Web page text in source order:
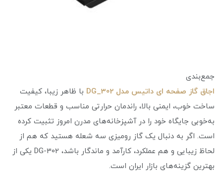
جمع‌بندی
اجاق گاز صفحه ای داتیس مدل DG_302
با ظاهر زیبا، کیفیت
ساخت خوب، ایمنی بالا، راندمان حرارتی مناسب و قطعات معتبر
به‌خوبی جایگاه خود را در آشپزخانه‌های مدرن امروز تثبیت کرده
است. اگر به دنبال یک گاز رومیزی سه شعله هستید که هم از
لحاظ زیبایی و هم عملکرد، کارآمد و ماندگار باشد، DG-302 یکی از
بهترین گزینه‌های بازار ایران است.